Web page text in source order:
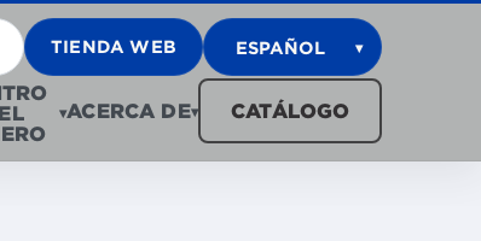
TIENDA WEB ESPAÑOL ▾
▾ACERCA DE▾ CATÁLOGO